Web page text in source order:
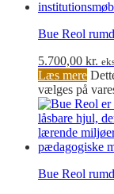
Bue Reol
5.700,00 kr.
Læs mere
vælges på
Bue Reol